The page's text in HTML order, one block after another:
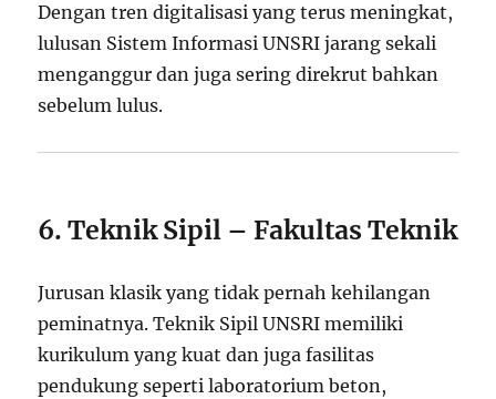
Dengan tren digitalisasi yang terus meningkat,
lulusan Sistem Informasi UNSRI jarang sekali
menganggur dan juga sering direkrut bahkan
sebelum lulus.
6. Teknik Sipil – Fakultas Teknik
Jurusan klasik yang tidak pernah kehilangan
peminatnya. Teknik Sipil UNSRI memiliki
kurikulum yang kuat dan juga fasilitas
pendukung seperti laboratorium beton,